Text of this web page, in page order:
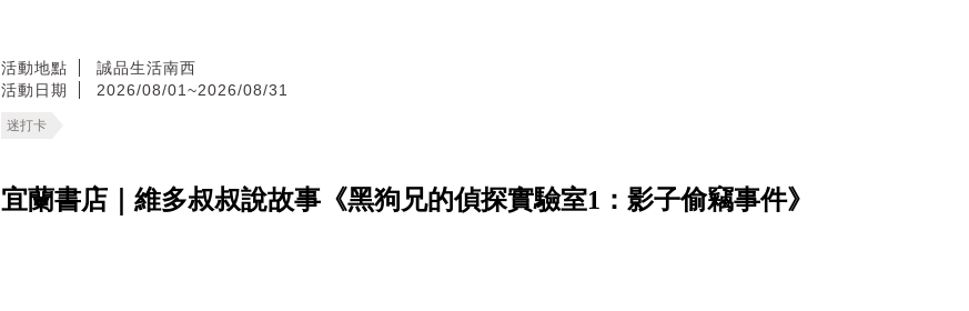
活動地點
誠品生活南西
活動日期
2026/08/01~2026/08/31
迷打卡
宜蘭書店｜維多叔叔說故事《黑狗兄的偵探實驗室1：影子偷竊事件》